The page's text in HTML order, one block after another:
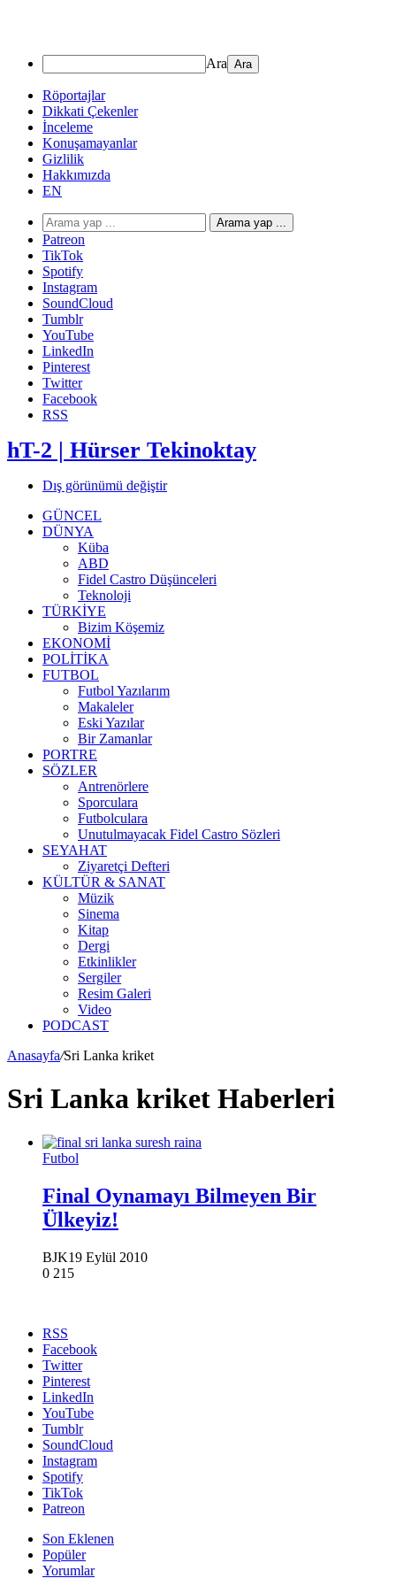
Ara
Röportajlar
Dikkati Çekenler
İnceleme
Konuşamayanlar
Gizlilik
Hakkımızda
EN
Arama yap ...
Patreon
TikTok
Spotify
Instagram
SoundCloud
Tumblr
YouTube
LinkedIn
Pinterest
Twitter
Facebook
RSS
hT-2 | Hürser Tekinoktay
Dış görünümü değiştir
GÜNCEL
DÜNYA
Küba
ABD
Fidel Castro Düşünceleri
Teknoloji
TÜRKİYE
Bizim Köşemiz
EKONOMİ
POLİTİKA
FUTBOL
Futbol Yazılarım
Makaleler
Eski Yazılar
Bir Zamanlar
PORTRE
SÖZLER
Antrenörlere
Sporculara
Futbolculara
Unutulmayacak Fidel Castro Sözleri
SEYAHAT
Ziyaretçi Defteri
KÜLTÜR & SANAT
Müzik
Sinema
Kitap
Dergi
Etkinlikler
Sergiler
Resim Galeri
Video
PODCAST
Anasayfa/Sri Lanka kriket
Sri Lanka kriket Haberleri
Futbol
Final Oynamayı Bilmeyen Bir
Ülkeyiz!
BJK19 Eylül 2010
0 215
RSS
Facebook
Twitter
Pinterest
LinkedIn
YouTube
Tumblr
SoundCloud
Instagram
Spotify
TikTok
Patreon
Son Eklenen
Popüler
Yorumlar